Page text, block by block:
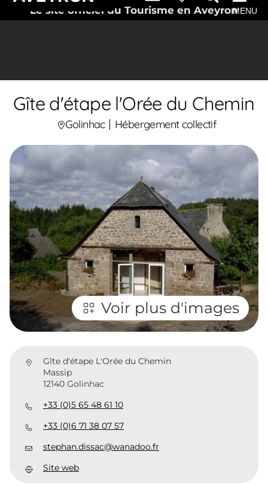
Le site officiel du Tourisme en AveyronMENU
Gîte d'étape l'Orée du Chemin
Golinhac Hébergement collectif
Voir plus d'images
Gîte d'étape L'Orée du Chemin
Massip
12140 Golinhac
+33 (0)5 65 48 61 10
+33 (0)6 71 38 07 57
stephan.dissac@wanadoo.fr
Site web